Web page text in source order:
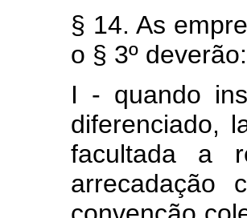
§ 14. As
o § 3º deverão:
I - quando
diferenciado,
facultada a
arrecadação